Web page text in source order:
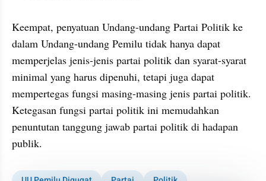
Keempat, penyatuan Undang-undang Partai Politik ke
dalam Undang-undang Pemilu tidak hanya dapat
memperjelas jenis-jenis partai politik dan syarat-syarat
minimal yang harus dipenuhi, tetapi juga dapat
mempertegas fungsi masing-masing jenis partai politik.
Ketegasan fungsi partai politik ini memudahkan
penuntutan tanggung jawab partai politik di hadapan
publik.